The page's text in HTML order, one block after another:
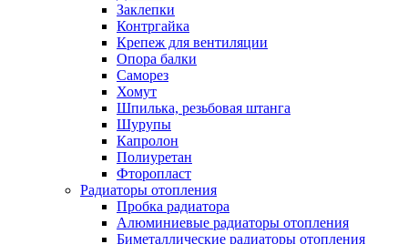
Заклепки
Контргайка
Крепеж для вентиляции
Опора балки
Саморез
Хомут
Шпилька, резьбовая штанга
Шурупы
Капролон
Полиуретан
Фторопласт
Радиаторы отопления
Пробка радиатора
Алюминиевые радиаторы отопления
Биметаллические радиаторы отопления